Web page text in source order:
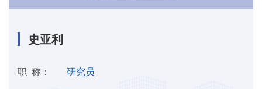
史亚利
职 称： 研究员